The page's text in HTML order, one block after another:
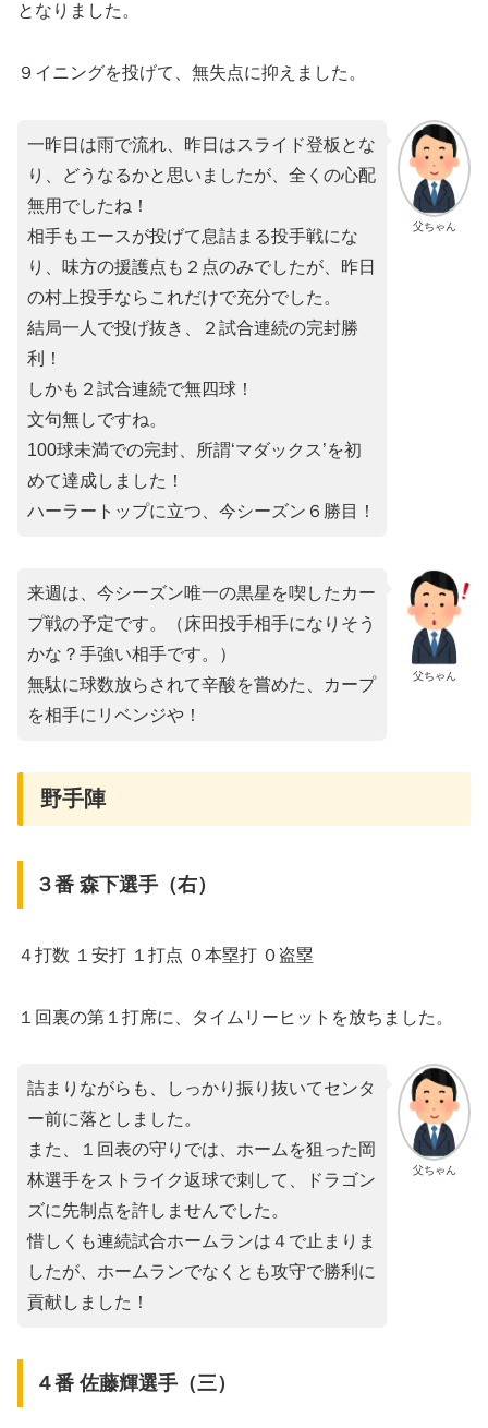
となりました。
９イニングを投げて、無失点に抑えました。
父ちゃん
一昨日は雨で流れ、昨日はスライド登板とな
り、どうなるかと思いましたが、全くの心配
無用でしたね！
相手もエースが投げて息詰まる投手戦にな
り、味方の援護点も２点のみでしたが、昨日
の村上投手ならこれだけで充分でした。
結局一人で投げ抜き、２試合連続の完封勝
利！
しかも２試合連続で無四球！
文句無しですね。
100球未満での完封、所謂‘マダックス’を初
めて達成しました！
ハーラートップに立つ、今シーズン６勝目！
父ちゃん
来週は、今シーズン唯一の黒星を喫したカー
プ戦の予定です。（床田投手相手になりそう
かな？手強い相手です。）
無駄に球数放らされて辛酸を嘗めた、カープ
を相手にリベンジや！
野手陣
３番 森下選手（右）
４打数 １安打 １打点 ０本塁打 ０盗塁
１回裏の第１打席に、タイムリーヒットを放ちました。
父ちゃん
詰まりながらも、しっかり振り抜いてセンタ
ー前に落としました。
また、１回表の守りでは、ホームを狙った岡
林選手をストライク返球で刺して、ドラゴン
ズに先制点を許しませんでした。
惜しくも連続試合ホームランは４で止まりま
したが、ホームランでなくとも攻守で勝利に
貢献しました！
４番 佐藤輝選手（三）